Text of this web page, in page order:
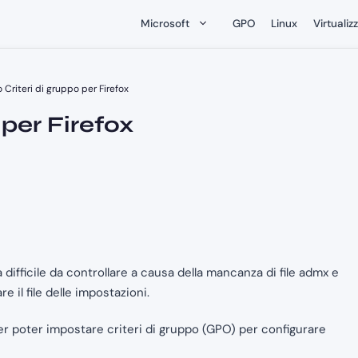
Microsoft GPO Linux
Criteri di gruppo per Firefox
Firefox
da controllare a causa della mancanza di file admx e
il file delle impostazioni.
poter impostare criteri di gruppo (GPO) per configurare